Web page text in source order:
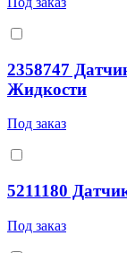
2358747
Жидкости
Под заказ
5211180
Под заказ